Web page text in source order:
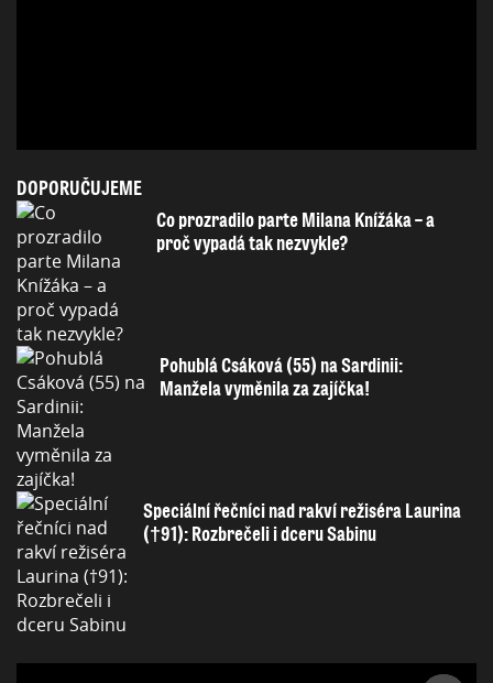
DOPORUČUJEME
Co prozradilo parte Milana Knížáka – a
proč vypadá tak nezvykle?
Pohublá Csáková (55) na Sardinii:
Manžela vyměnila za zajíčka!
Speciální řečníci nad rakví režiséra Laurina
(†91): Rozbrečeli i dceru Sabinu